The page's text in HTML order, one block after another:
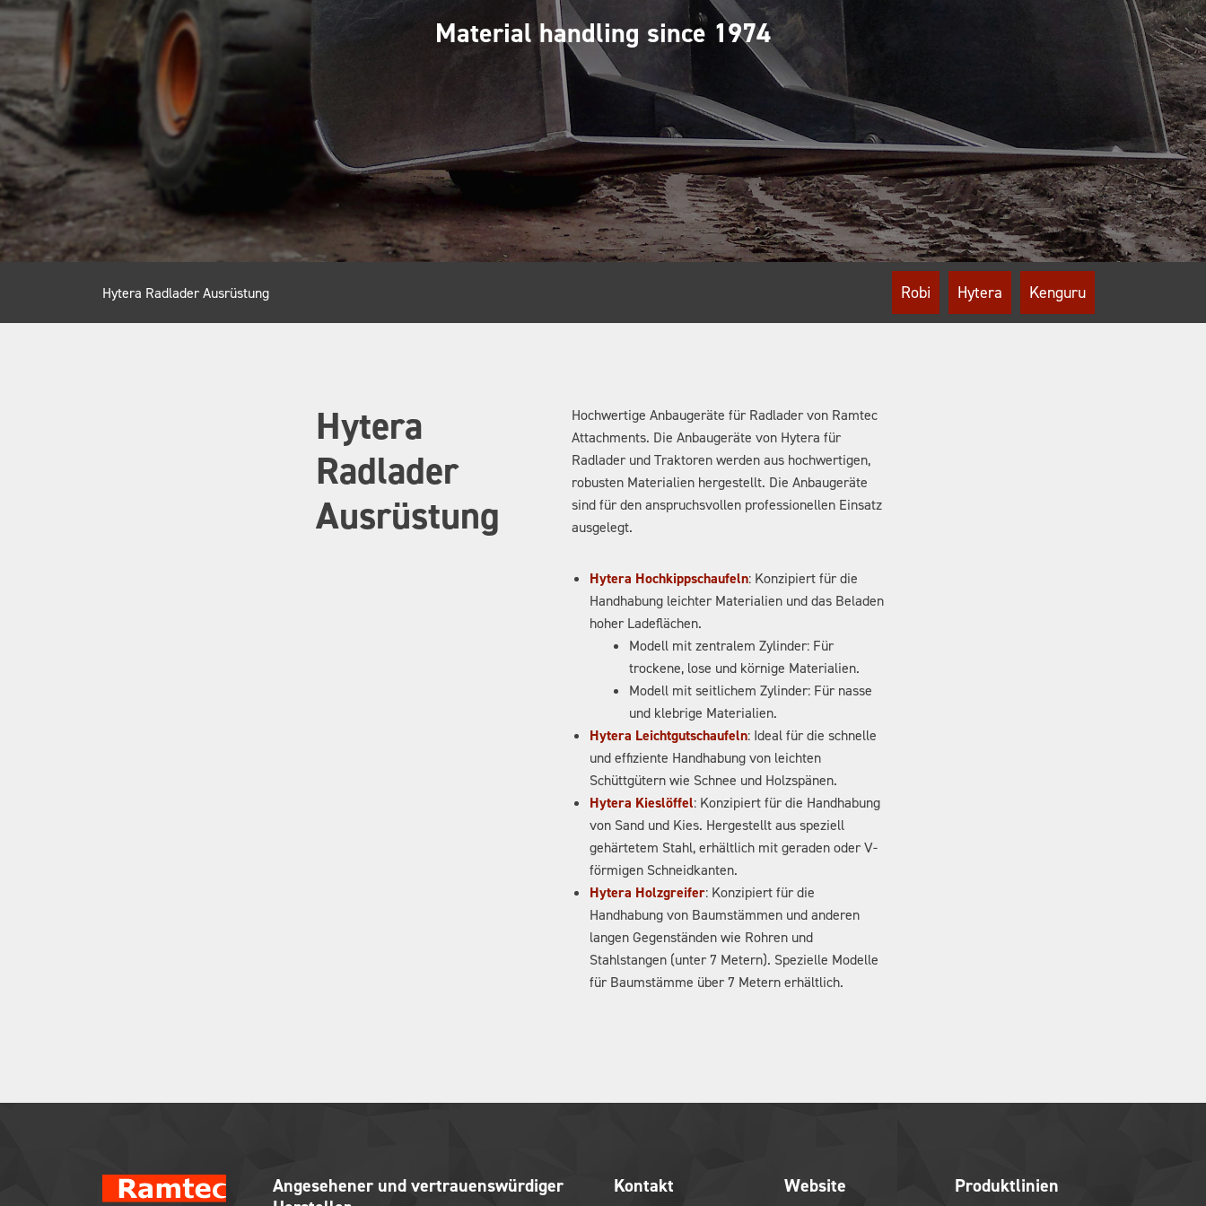
Material handling since 1974
Hytera Radlader Ausrüstung Robi Hytera Kenguru
Hytera
Radlader
Ausrüstung
Hochwertige Anbaugeräte für Radlader von Ramtec
Attachments. Die Anbaugeräte von Hytera für
Radlader und Traktoren werden aus hochwertigen,
robusten Materialien hergestellt. Die Anbaugeräte
sind für den anspruchsvollen professionellen Einsatz
ausgelegt.
Hytera Hochkippschaufeln: Konzipiert für die
Handhabung leichter Materialien und das Beladen
hoher Ladeflächen.
Modell mit zentralem Zylinder: Für
trockene, lose und körnige Materialien.
Modell mit seitlichem Zylinder: Für nasse
und klebrige Materialien.
Hytera Leichtgutschaufeln: Ideal für die schnelle
und effiziente Handhabung von leichten
Schüttgütern wie Schnee und Holzspänen.
Hytera Kieslöffel: Konzipiert für die Handhabung
von Sand und Kies. Hergestellt aus speziell
gehärtetem Stahl, erhältlich mit geraden oder V-
förmigen Schneidkanten.
Hytera Holzgreifer: Konzipiert für die
Handhabung von Baumstämmen und anderen
langen Gegenständen wie Rohren und
Stahlstangen (unter 7 Metern). Spezielle Modelle
für Baumstämme über 7 Metern erhältlich.
Angesehener und vertrauenswürdiger
Kontakt Website Produktlinien